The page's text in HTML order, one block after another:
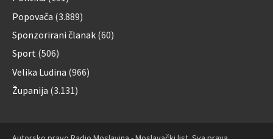
Popovača (3.889)
Sponzorirani članak (60)
Sport (506)
Velika Ludina (966)
Županija (3.131)